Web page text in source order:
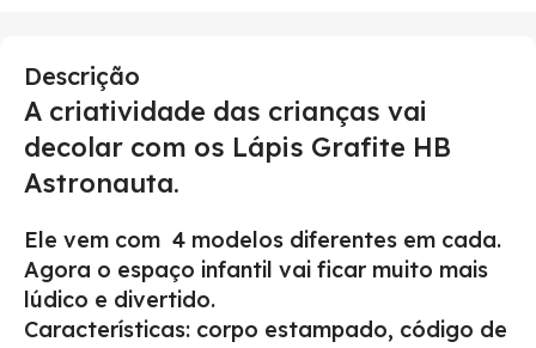
Descrição
A criatividade das crianças vai
decolar com os Lápis Grafite HB
Astronauta.
Ele vem com 4 modelos diferentes em cada.
Agora o espaço infantil vai ficar muito mais
lúdico e divertido.
Características: corpo estampado, código de